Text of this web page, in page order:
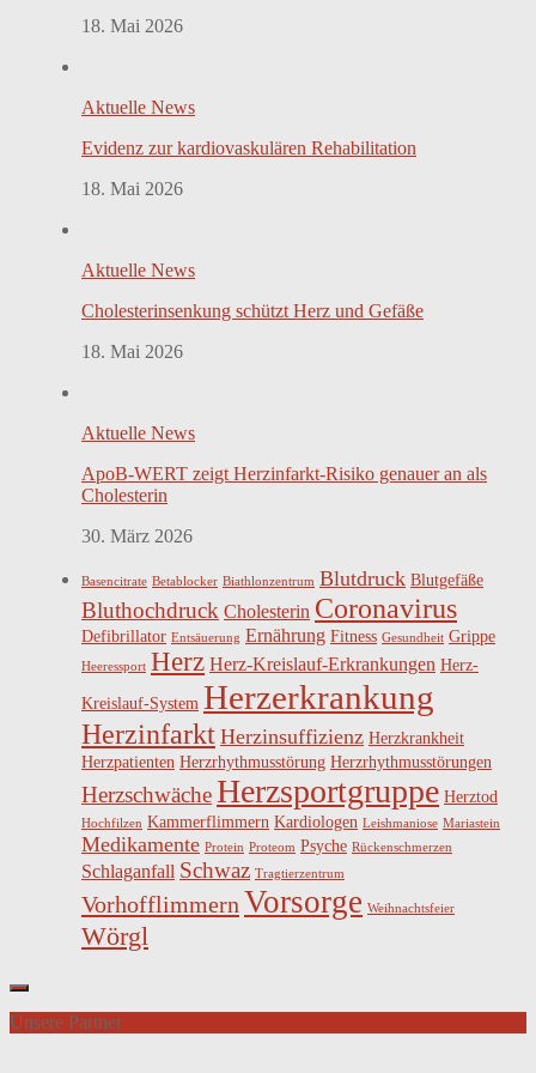
18. Mai 2026
Aktuelle News
Evidenz zur kardiovaskulären Rehabilitation
18. Mai 2026
Aktuelle News
Cholesterinsenkung schützt Herz und Gefäße
18. Mai 2026
Aktuelle News
ApoB-WERT zeigt Herzinfarkt-Risiko genauer an als
Cholesterin
30. März 2026
Basencitrate Betablocker Biathlonzentrum Blutdruck Blutgefäße
Bluthochdruck Cholesterin Coronavirus
Defibrillator Entsäuerung Ernährung Fitness Gesundheit Grippe
Heeressport Herz Herz-Kreislauf-Erkrankungen Herz-
Kreislauf-System Herzerkrankung
Herzinfarkt Herzinsuffizienz Herzkrankheit
Herzpatienten Herzrhythmusstörung Herzrhythmusstörungen
HerzschwächeHerzsportgruppe Herztod
Hochfilzen Kammerflimmern Kardiologen Leishmaniose Mariastein
Medikamente Protein Proteom Psyche Rückenschmerzen
Schlaganfall Schwaz Tragtierzentrum
VorhofflimmernVorsorge Weihnachtsfeier
Wörgl
Unsere Partner